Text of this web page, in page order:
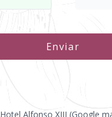
Enviar
Hotel Alfonso XIII (Google